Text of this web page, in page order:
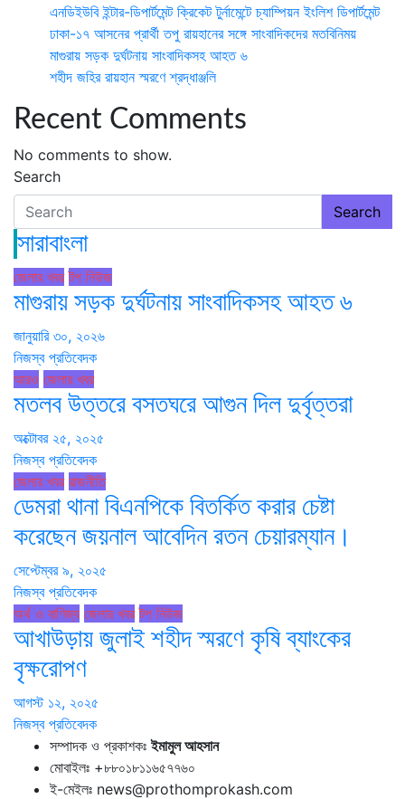
এনডিইউবি ইন্টার-ডিপার্টমেন্ট ক্রিকেট টুর্নামেন্টে চ্যাম্পিয়ন ইংলিশ ডিপার্টমেন্ট
ঢাকা-১৭ আসনের প্রার্থী তপু রায়হানের সঙ্গে সাংবাদিকদের মতবিনিময়
মাগুরায় সড়ক দুর্ঘটনায় সাংবাদিকসহ আহত ৬
শহীদ জহির রায়হান স্মরণে শ্রদ্ধাঞ্জলি
Recent Comments
No comments to show.
Search
Search
সারাবাংলা
জেলার খবর টপ নিউজ
মাগুরায় সড়ক দুর্ঘটনায় সাংবাদিকসহ আহত ৬
জানুয়ারি ৩০, ২০২৬
নিজস্ব প্রতিবেদক
আরও জেলার খবর
মতলব উত্তরে বসতঘরে আগুন দিল দুর্বৃত্তরা
অক্টোবর ২৫, ২০২৫
নিজস্ব প্রতিবেদক
জেলার খবর রাজনীতি
ডেমরা থানা বিএনপিকে বিতর্কিত করার চেষ্টা
করেছেন জয়নাল আবেদিন রতন চেয়ারম্যান।
সেপ্টেম্বর ৯, ২০২৫
নিজস্ব প্রতিবেদক
অর্থ ও বাণিজ্য জেলার খবর টপ নিউজ
আখাউড়ায় জুলাই শহীদ স্মরণে কৃষি ব্যাংকের
বৃক্ষরোপণ
আগস্ট ১২, ২০২৫
নিজস্ব প্রতিবেদক
সম্পাদক ও প্রকাশকঃইমামুল আহসান
মোবাইলঃ +৮৮০১৮১১৬৫৭৭৬০
ই-মেইলঃ news@prothomprokash.com